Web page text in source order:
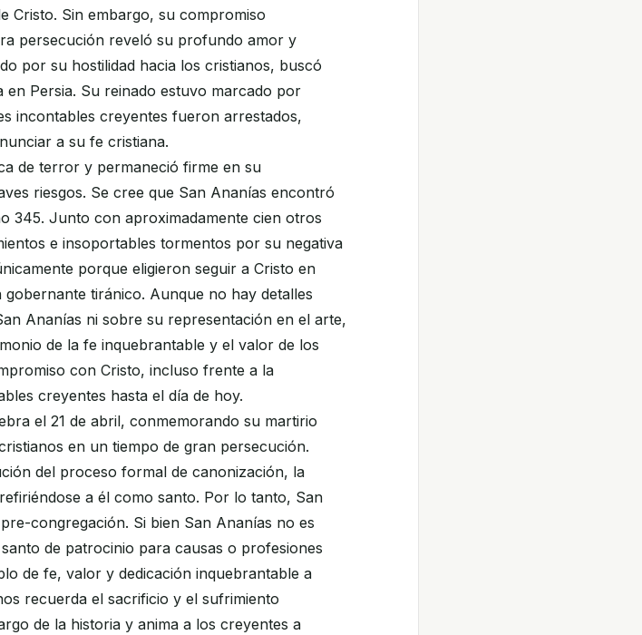
Cristo. Sin embargo, su compromiso
persecución reveló su profundo amor y
por su hostilidad hacia los cristianos, buscó
Persia. Su reinado estuvo marcado por
incontables creyentes fueron arrestados,
a su fe cristiana.
de terror y permaneció firme en su
riesgos. Se cree que San Ananías encontró
345. Junto con aproximadamente cien otros
e insoportables tormentos por su negativa
porque eligieron seguir a Cristo en
tiránico. Aunque no hay detalles
Ananías ni sobre su representación en el arte,
de la fe inquebrantable y el valor de los
con Cristo, incluso frente a la
creyentes hasta el día de hoy.
el 21 de abril, conmemorando su martirio
en un tiempo de gran persecución.
del proceso formal de canonización, la
a él como santo. Por lo tanto, San
congregación. Si bien San Ananías no es
de patrocinio para causas o profesiones
de fe, valor y dedicación inquebrantable a
recuerda el sacrificio y el sufrimiento
de la historia y anima a los creyentes a